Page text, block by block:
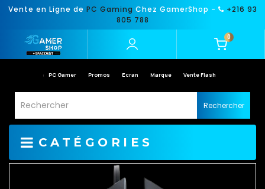
Vente en Ligne de PC Gaming Chez GamerShop -
+216 93
805 788
0
PC Gamer Promos Ecran Marque Vente Flash
Rechercher
CATÉGORIES